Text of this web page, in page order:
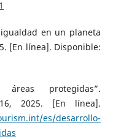
en un planeta
[En línea]. Disponible:
protegidas”.
2025. [En línea].
es/desarrollo-